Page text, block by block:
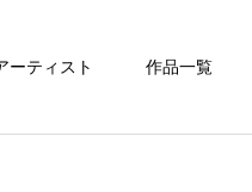
ーティスト 作品一覧